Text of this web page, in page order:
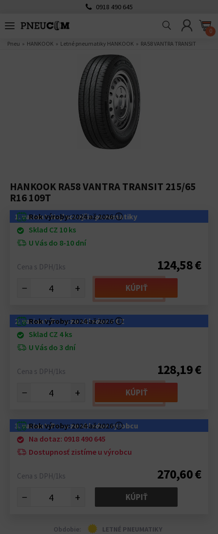
0918 490 645
0
Pneu HANKOOK Letné pneumatiky HANKOOK RA58 VANTRA TRANSIT
HANKOOK RA58 VANTRA TRANSIT 215/65
R16 109T
1. variant: Najlacnejšie pneumatiky
Rok výroby:2024 až 2026ⓘ
Sklad CZ 10 ks
U Vás do 8-10 dní
Cena s DPH/1ks 124,58 €
− + KÚPIŤ
2. variant: Pneu zo skladov v CZ
Rok výroby:2024 až 2026ⓘ
Sklad CZ 4 ks
U Vás do 3 dní
Cena s DPH/1ks 128,19 €
− + KÚPIŤ
3. variant: Pneu zo skladov výrobcu
Rok výroby:2024 až 2026ⓘ
Na dotaz: 0918 490 645
Dostupnosť zistíme u výrobcu
Cena s DPH/1ks 270,60 €
− + KÚPIŤ
Obdobie: LETNÉ PNEUMATIKY